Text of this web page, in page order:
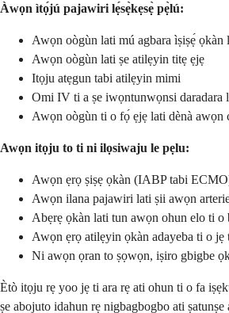
Àwọn ìtọ́jú pajawiri lẹ́sẹ̀kẹsẹ̀ pẹ̀lú:
Awọn oògùn lati mú agbara ìṣiṣẹ́ ọkàn
Awọn oògùn lati ṣe atilẹyin titẹ ẹjẹ
Itọju atẹgun tabi atilẹyin mimi
Omi IV ti a ṣe iwọntunwọnsi
Awọn oògùn ti o fọ́ ẹjẹ lati dènà awọn
Awọn itọju to ti ni ilọsiwaju le pẹlu:
Awọn ẹrọ ṣiṣẹ ọkàn (IABP tabi
Awọn ilana pajawiri lati ṣii awọn
Abẹrẹ ọkàn lati tun awọn ohun elo ti o
Awọn ẹrọ atilẹyin ọkàn adayeba ti o jẹ
Ni awọn ọran to ṣọwọn, iṣiro gbigbe
Ètò itọju rẹ yoo jẹ ti ara rẹ ati ohun ti o fa
ṣe abojuto idahun rẹ nigbagbogbo ati